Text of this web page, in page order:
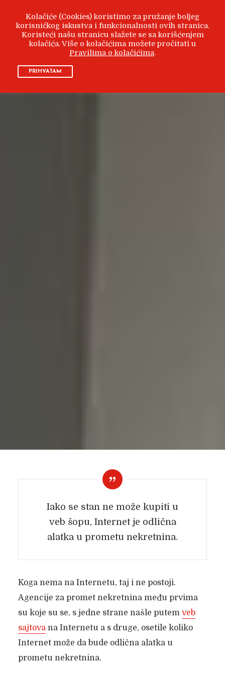
Iako se stan ne može kupiti u
veb šopu, Internet je odlična
alatka u prometu nekretnina.
Koga nema na Internetu, taj i ne postoji.
Agencije za promet nekretnina među prvima
su koje su se, s jedne strane našle putem veb
sajtovana Internetu a s druge, osetile koliko
Internet može da bude odlična alatka u
prometu nekretnina.
Kolačiće (Cookies) koristimo za pružanje boljeg
korisničkog iskustva i funkcionalnosti ovih stranica.
Koristeći našu stranicu slažete se sa korišćenjem
kolačića. Više o kolačićima možete pročitati u
Pravilima o kolačićima.
PRIHVATAM